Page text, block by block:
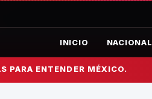
INICIO NACIONAL
PARA ENTENDER MÉXICO.